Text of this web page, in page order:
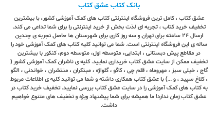
بانک کتاب عشق کتاب
عشق کتاب ، کامل ترین فروشگاه اینترنتی کتاب های کمک آموزشی کشور، با بیشترین
تخفیف خرید کتاب ، تجربه ای لذت بخش از خرید اینترنتی را برای شما تداعی می کند.
ارسال ٢٤ ساعته برای تهران و سه روز کاری برای شهرستان ها حاصل تجربه ی چندین
ساله ی این فروشگاه اینترنتی است. شما می توانید کلیه کتاب های کمک آموزشی خود را
در مقاطع پیش دبستانی ، ابتدایی، متوسطه اول، متوسطه دوم، کنکور با بیشترین
تخفیف ممکن از سایت عشق کتاب خریداری نمایید. کلیه ی ناشران کمک آموزشی کشور (
گاج ، خیلی سبز ، مهروماه ، قلم چی ، کاگو ، گلواژه ، مبتکران ، منتشران ، خواندنی ، الگو
، کلاغ سپید ، و ...) با عشق کتاب همکاری داشته و شما می توانید کلیه ی اطلاعات مربوط
به کتاب های کمک آموزشی را در سایت عشق کتاب بررسی نمایید. تخفیف خرید کتاب در
عشق کتاب زمان ندارد! ما همیشه برای شما پیشنهاد ویژه و تخفیف های متنوع خواهیم
داشت.